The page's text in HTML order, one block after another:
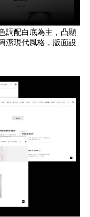
調配白底為主，凸顯
潔現代風格，版面設